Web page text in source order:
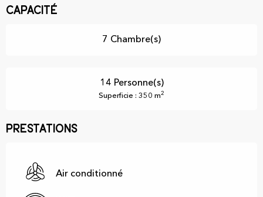
Capacité
7 Chambre(s)
14 Personne(s)
Superficie : 350 m2
Prestations
Air conditionné